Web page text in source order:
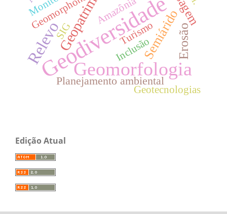
Geodiversidade
Geomorfologia
Relevo SemiáridoErosão
Planejamento ambiental
Turismo
Geomorphons
Geotecnologias
Amazônia
Inclusão
SIG
Edição Atual